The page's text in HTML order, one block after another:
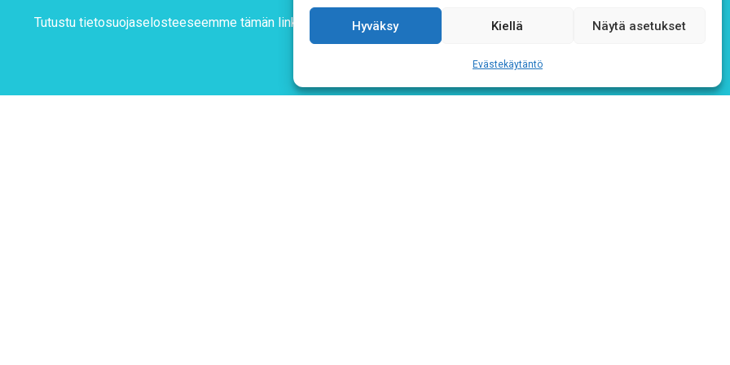
Hyväksy Kiellä Näytä asetukset
Evästekäytäntö
Tutustu tietosuojaselosteeseemme tämän linkin kautta!